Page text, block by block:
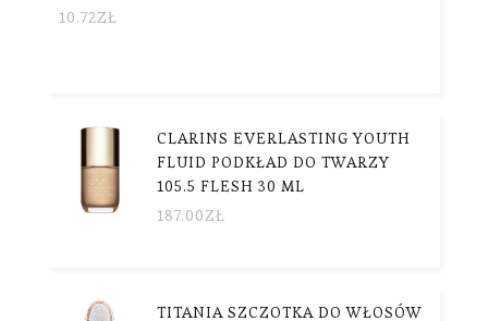
10.72ZŁ
CLARINS EVERLASTING YOUTH
FLUID PODKŁAD DO TWARZY
105.5 FLESH 30 ML
187.00ZŁ
TITANIA SZCZOTKA DO WŁOSÓW